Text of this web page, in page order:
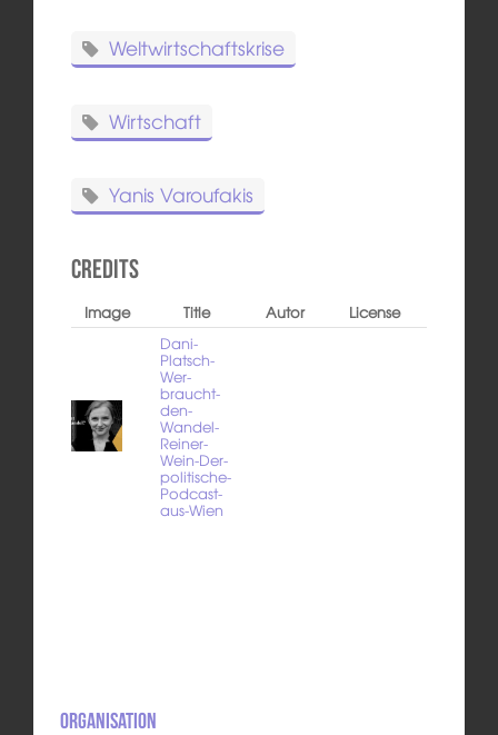
Weltwirtschaftskrise
Wirtschaft
Yanis Varoufakis
Credits
Image Title Autor
License
Dani-
Platsch-
Wer-
braucht-
den-
Wandel-
Reiner-
Wein-Der-
politische-
Podcast-
aus-Wien
Organisation